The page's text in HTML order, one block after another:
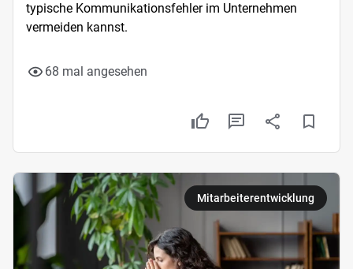
typische Kommunikationsfehler im Unternehmen
vermeiden kannst.
68 mal angesehen
Mitarbeiterentwicklung